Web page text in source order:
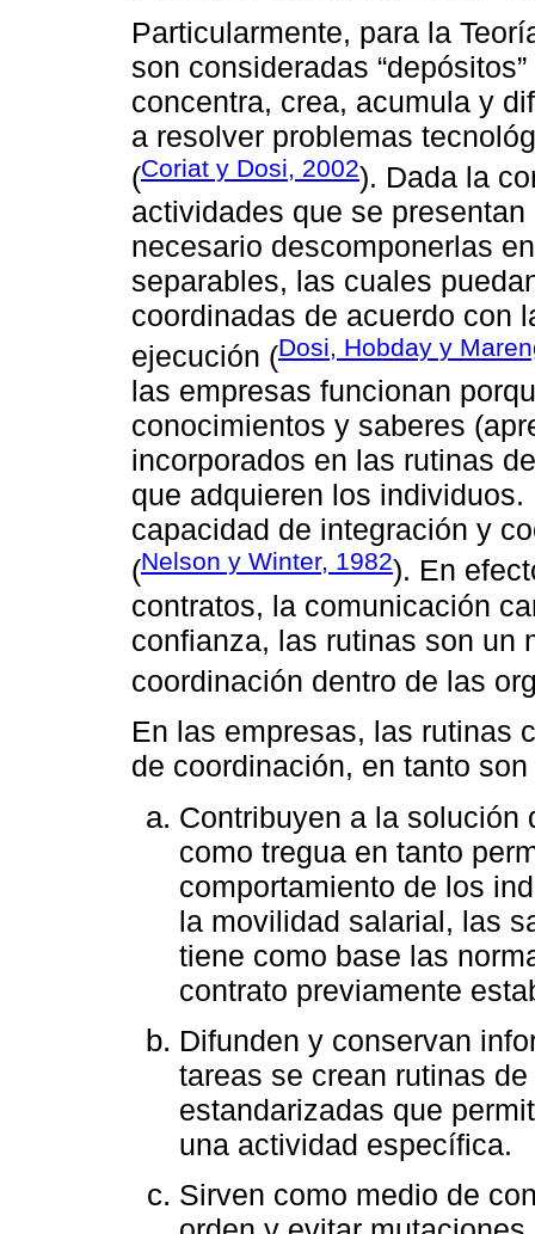
Particularmente, para la
son consideradas
concentra, crea, acumula y
a resolver problemas
(Coriat y Dosi, 2002). Dada la
actividades que se
necesario descomponerlas
separables, las cuales
coordinadas de acuerdo con
ejecución (Dosi, Hobday y
las empresas funcionan
conocimientos y saberes
incorporados en las rutinas
que adquieren los
capacidad de integración y
(Nelson y Winter, 1982). En
contratos, la comunicación
confianza, las rutinas son un
coordinación dentro de las
En las empresas, las rutinas
de coordinación, en tanto
Contribuyen a la solución
como tregua en tanto
comportamiento de los
la movilidad salarial, las
tiene como base las
contrato previamente
Difunden y conservan
tareas se crean rutinas
estandarizadas que
una actividad específica.
Sirven como medio de